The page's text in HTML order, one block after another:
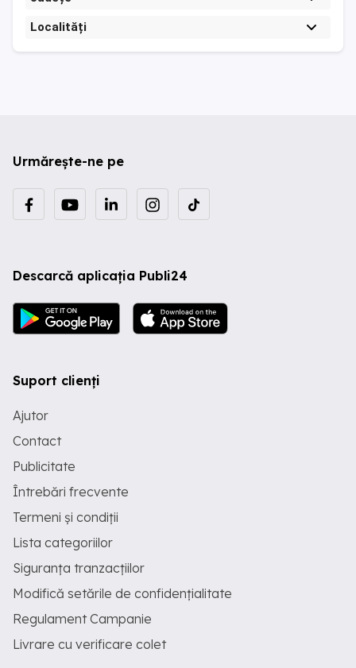
Localități
Urmărește-ne pe
Descarcă aplicația Publi24
Suport clienți
Ajutor
Contact
Publicitate
Întrebări frecvente
Termeni și condiții
Lista categoriilor
Siguranța tranzacțiilor
Modifică setările de confidențialitate
Regulament Campanie
Livrare cu verificare colet